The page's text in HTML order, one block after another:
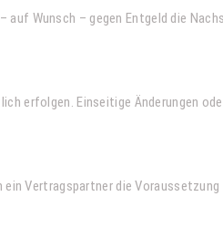
Wunsch – gegen Entgeld die
erfolgen. Einseitige Änderungen
Vertragspartner die